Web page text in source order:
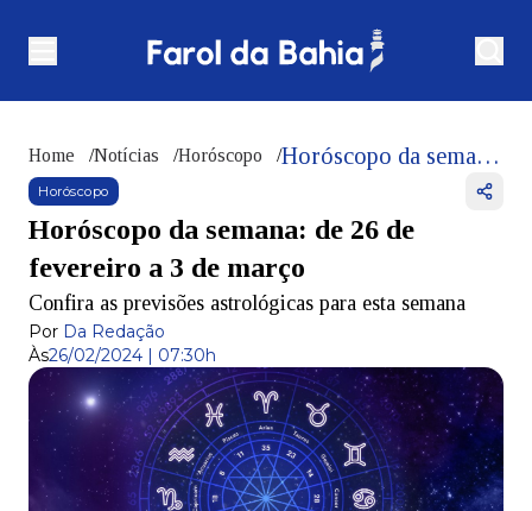
Home /Notícias /Horóscopo / Horóscopo da semana: de 26 de fevereiro a 3 de março
Horóscopo
Horóscopo da semana: de 26 de
fevereiro a 3 de março
Confira as previsões astrológicas para esta semana
Por Da Redação
Às26/02/2024 | 07:30h